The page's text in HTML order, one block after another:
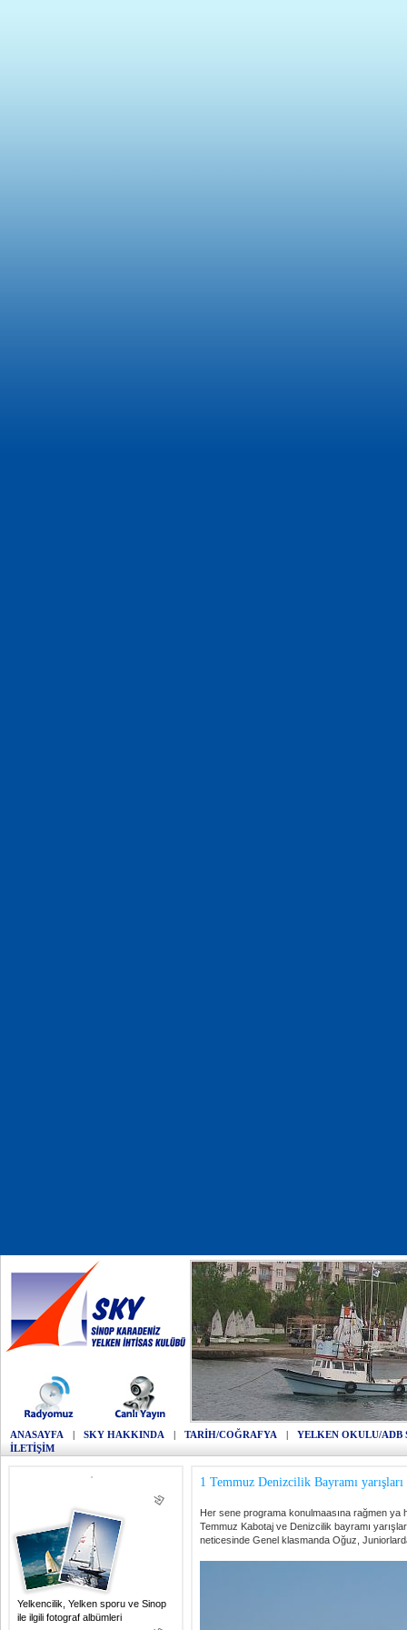
ANASAYFA | SKY HAKKINDA | TARİH/COĞRAFYA |
YELKEN OKULU/ADB
İLETİŞİM
Yelkencilik, Yelken sporu ve Sinop
ile ilgili fotograf albümleri
1 Temmuz Denizcilik Bayramı
Her sene programa konulmaasına rağmen
Temmuz Kabotaj ve Denizcilik bayramı
neticesinde Genel klasmanda Oğuz,